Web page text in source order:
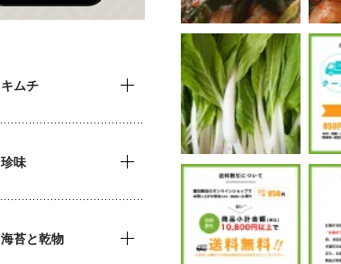
キムチ
珍味
海苔と乾物